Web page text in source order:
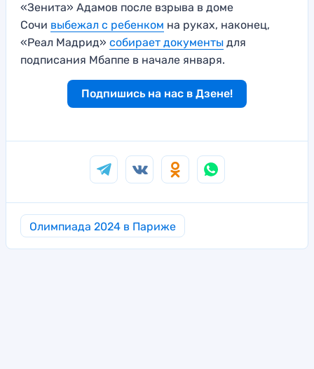
«Зенита» Адамов после взрыва в доме
Сочи выбежал с ребенком на руках, наконец,
«Реал Мадрид» собирает документы для
подписания Мбаппе в начале января.
Подпишись на нас в Дзене!
Олимпиада 2024 в Париже